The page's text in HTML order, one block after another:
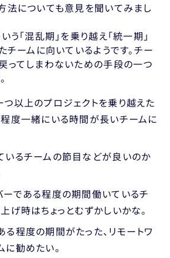
法についても意見を聞いてみまし
う「混乱期」を乗り越え「統一期」
チームに向いているようです。チー
ってしまわないための手段の一つ
以上のプロジェクトを乗り越えた
程度一緒にいる時間が長いチームに
いるチームの節目などが良いのか
ーである程度の期間働いているチ
げ時はちょっとむずかしいかな。
程度の期間がたった、リモートワ
勧めたい。